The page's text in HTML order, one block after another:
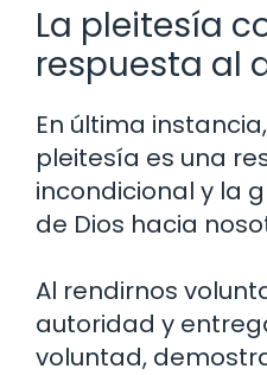
La pleitesía
respuesta al
En última
pleitesía es una
incondicional y la
de Dios hacia
Al rendirnos
autoridad y
voluntad,